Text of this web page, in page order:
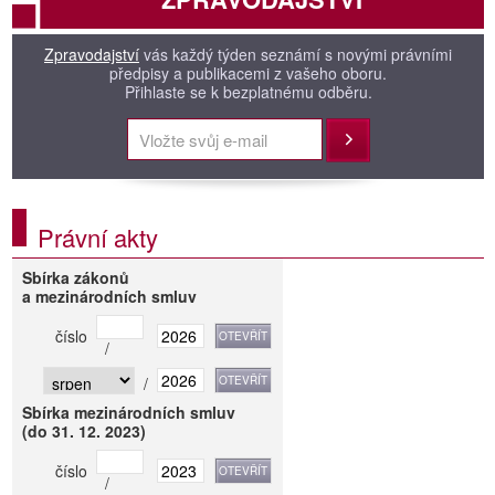
Zpravodajství vás každý týden seznámí s novými právními
předpisy a publikacemi z vašeho oboru.
Přihlaste se k bezplatnému odběru.
Přihlásit
Právní akty
Sbírka zákonů
a mezinárodních smluv
číslo
/
/
Sbírka mezinárodních smluv
(do 31. 12. 2023)
číslo
/